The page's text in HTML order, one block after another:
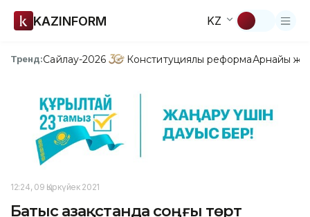
KAZINFORM KZ
Тренд:Сайлау-2026 Конституциялық реформаАрнайы
12:24, 09 Қыркүйек 2021
Батыс Қазақстанда соңғы төрт